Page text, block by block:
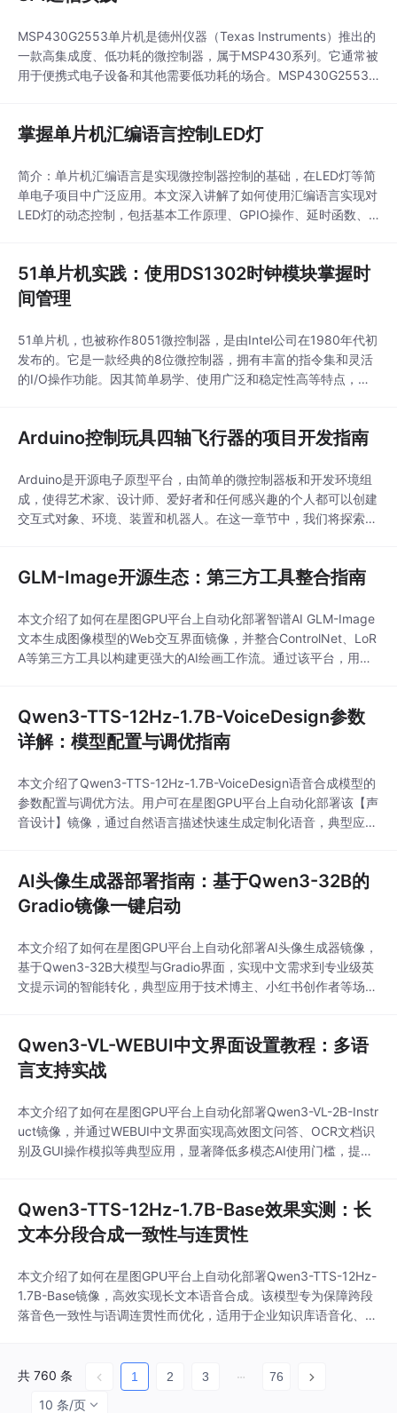
MSP430G2553单片机是德州仪器（Texas Instruments）推出的
一款高集成度、低功耗的微控制器，属于MSP430系列。它通常被
用于便携式电子设备和其他需要低功耗的场合。MSP430G2553
丰富的片上资源，包括定时器、多通道10位模拟-数字转换器（AD
掌握单片机汇编语言控制LED灯
简介：单片机汇编语言是实现微控制器控制的基础，在LED灯等简
单电子项目中广泛应用。本文深入讲解了如何使用汇编语言实现对
LED灯的动态控制，包括基本工作原理、GPIO操作、延时函数、
51单片机实践：使用DS1302时钟模块掌握时
间管理
51单片机，也被称作8051微控制器，是由Intel公司在1980年代初
发布的。它是一款经典的8位微控制器，拥有丰富的指令集和灵活
的I/O操作功能。因其简单易学、使用广泛和稳定性高等特点，在
子设备中以提供准确的时间信息。DS1302内部含有一个实时时钟/
Arduino控制玩具四轴飞行器的项目开发指南
Arduino是开源电子原型平台，由简单的微控制器板和开发环境组
成，使得艺术家、设计师、爱好者和任何感兴趣的个人都可以创建
交互式对象、环境、装置和机器人。在这一章节中，我们将探索Ar
等。不同的飞行模式下，飞行器对操作者的响应以及自动控制程度
GLM-Image开源生态：第三方工具整合指南
本文介绍了如何在星图GPU平台上自动化部署智谱AI GLM-Image
文本生成图像模型的Web交互界面镜像，并整合ControlNet、LoR
A等第三方工具以构建更强大的AI绘画工作流。通过该平台，用户
Qwen3-TTS-12Hz-1.7B-VoiceDesign参数
详解：模型配置与调优指南
本文介绍了Qwen3-TTS-12Hz-1.7B-VoiceDesign语音合成模型的
参数配置与调优方法。用户可在星图GPU平台上自动化部署该【声
音设计】镜像，通过自然语言描述快速生成定制化语音，典型应用
AI头像生成器部署指南：基于Qwen3-32B的
Gradio镜像一键启动
本文介绍了如何在星图GPU平台上自动化部署AI头像生成器镜像，
基于Qwen3-32B大模型与Gradio界面，实现中文需求到专业级英
文提示词的智能转化，典型应用于技术博主、小红书创作者等场景
Qwen3-VL-WEBUI中文界面设置教程：多语
言支持实战
本文介绍了如何在星图GPU平台上自动化部署Qwen3-VL-2B-Instr
uct镜像，并通过WEBUI中文界面实现高效图文问答、OCR文档识
别及GUI操作模拟等典型应用，显著降低多模态AI使用门槛，提升
Qwen3-TTS-12Hz-1.7B-Base效果实测：长
文本分段合成一致性与连贯性
本文介绍了如何在星图GPU平台上自动化部署Qwen3-TTS-12Hz-
1.7B-Base镜像，高效实现长文本语音合成。该模型专为保障跨段
落音色一致性与语调连贯性而优化，适用于企业知识库语音化、有
共 760 条
1 2 3 76
10 条/页